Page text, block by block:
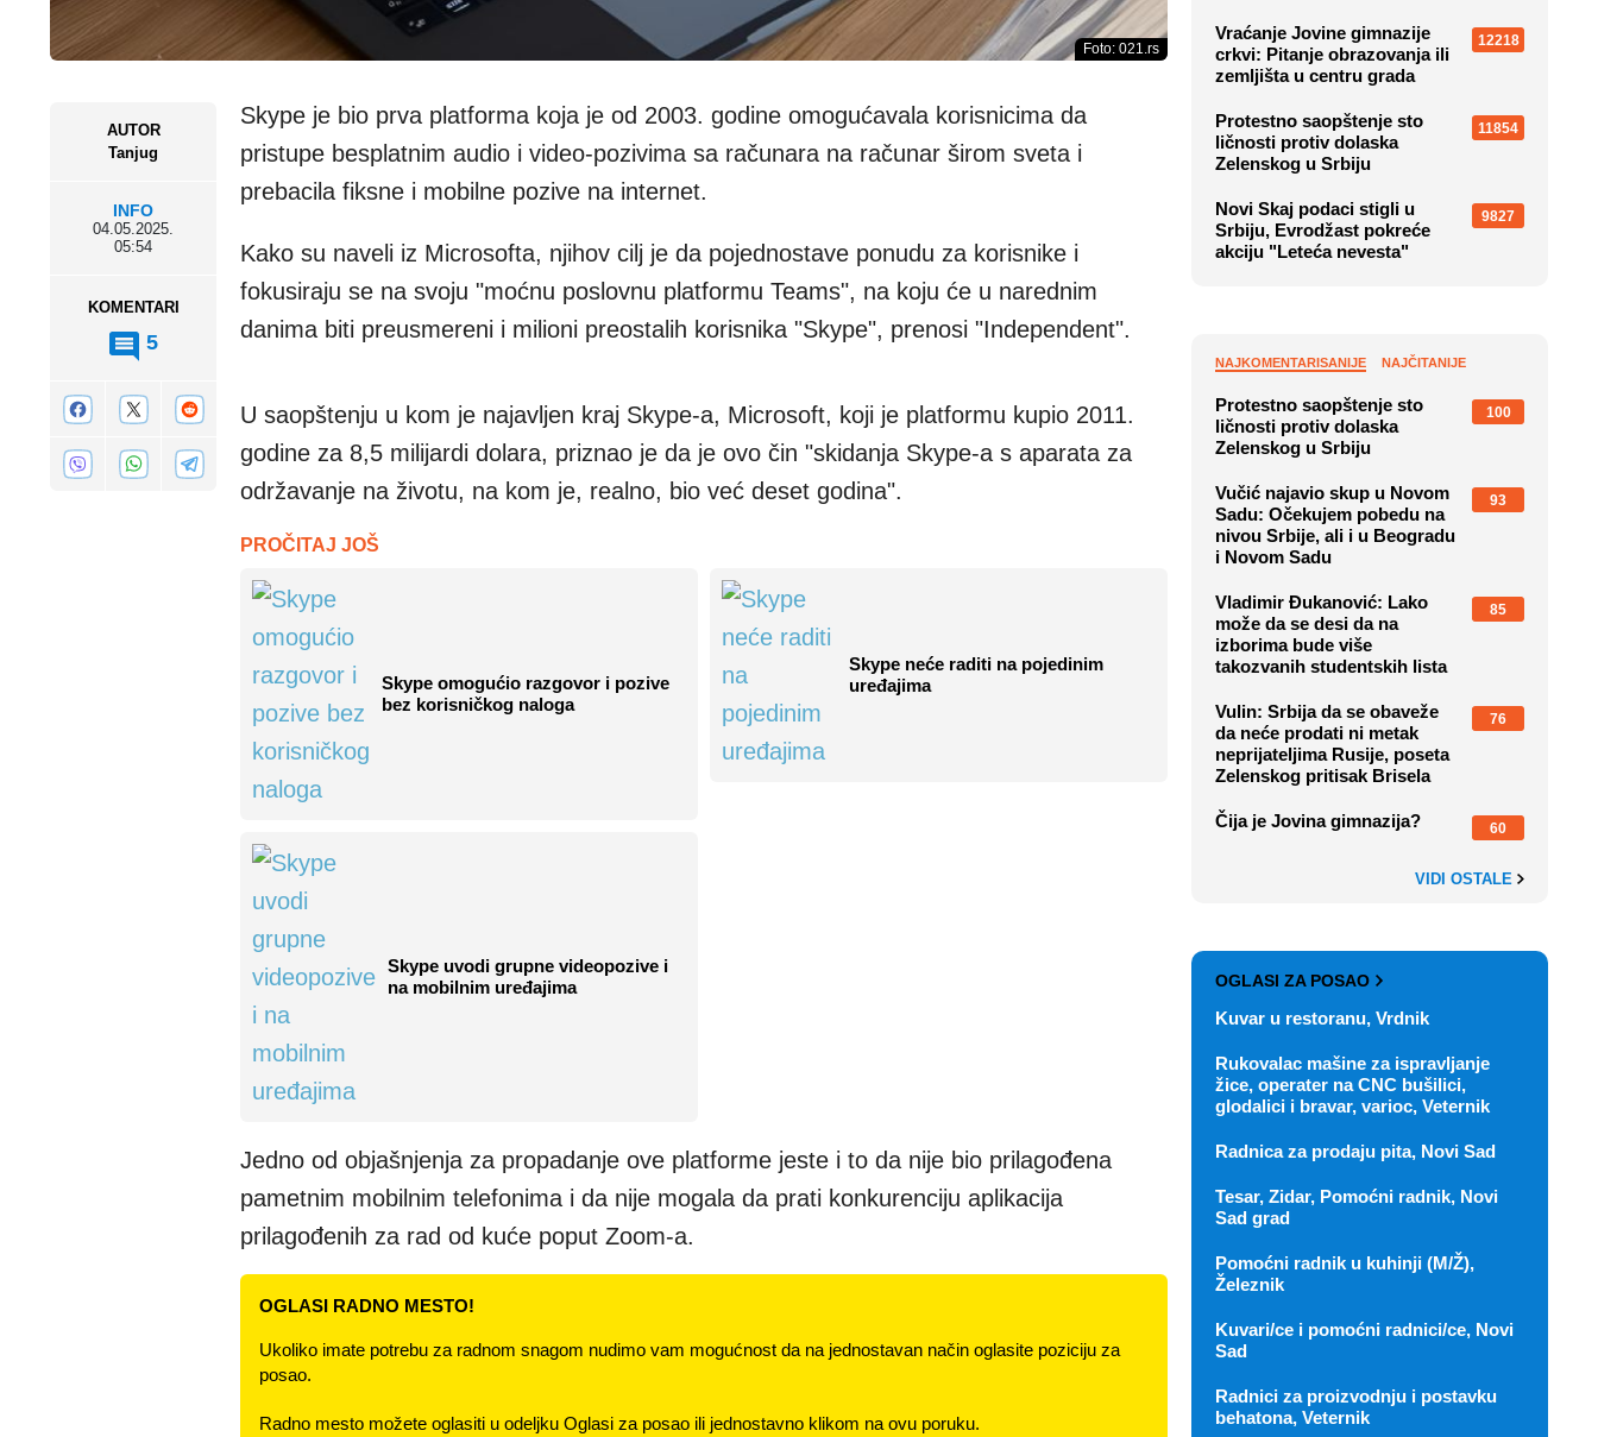
AUTOR
Tanjug
INFO
04.05.2025.
05:54
KOMENTARI
5
Foto: 021.rs
Skype je bio prva platforma koja je od 2003. godine omogućavala korisnicima da
pristupe besplatnim audio i video-pozivima sa računara na računar širom sveta i
prebacila fiksne i mobilne pozive na internet.
Kako su naveli iz Microsofta, njihov cilj je da pojednostave ponudu za korisnike i
fokusiraju se na svoju "moćnu poslovnu platformu Teams", na koju će u narednim
danima biti preusmereni i milioni preostalih korisnika "Skype", prenosi "Independent".
U saopštenju u kom je najavljen kraj Skype-a, Microsoft, koji je platformu kupio 2011.
godine za 8,5 milijardi dolara, priznao je da je ovo čin "skidanja Skype-a s aparata za
održavanje na životu, na kom je, realno, bio već deset godina".
PROČITAJ JOŠ
Skype omogućio razgovor i pozive
bez korisničkog naloga
Skype neće raditi na pojedinim
uređajima
Skype uvodi grupne videopozive i
na mobilnim uređajima
Jedno od objašnjenja za propadanje ove platforme jeste i to da nije bio prilagođena
pametnim mobilnim telefonima i da nije mogala da prati konkurenciju aplikacija
prilagođenih za rad od kuće poput Zoom-a.
OGLASI RADNO MESTO!
Ukoliko imate potrebu za radnom snagom nudimo vam mogućnost da na jednostavan način oglasite poziciju za
posao.
Radno mesto možete oglasiti u odeljku Oglasi za posao ili jednostavno klikom na ovu poruku.
Vraćanje Jovine gimnazije
crkvi: Pitanje obrazovanja ili
zemljišta u centru grada
12218
Protestno saopštenje sto
ličnosti protiv dolaska
Zelenskog u Srbiju
11854
Novi Skaj podaci stigli u
Srbiju, Evrodžast pokreće
akciju "Leteća nevesta"
9827
NAJKOMENTARISANIJE NAJČITANIJE
Protestno saopštenje sto
ličnosti protiv dolaska
Zelenskog u Srbiju
100
Vučić najavio skup u Novom
Sadu: Očekujem pobedu na
nivou Srbije, ali i u Beogradu
i Novom Sadu
93
Vladimir Đukanović: Lako
može da se desi da na
izborima bude više
takozvanih studentskih lista
85
Vulin: Srbija da se obaveže
da neće prodati ni metak
neprijateljima Rusije, poseta
Zelenskog pritisak Brisela
76
Čija je Jovina gimnazija? 60
VIDI OSTALE
OGLASI ZA POSAO
Kuvar u restoranu, Vrdnik
Rukovalac mašine za ispravljanje
žice, operater na CNC bušilici,
glodalici i bravar, varioc, Veternik
Radnica za prodaju pita, Novi Sad
Tesar, Zidar, Pomoćni radnik, Novi
Sad grad
Pomoćni radnik u kuhinji (M/Ž),
Železnik
Kuvari/ce i pomoćni radnici/ce, Novi
Sad
Radnici za proizvodnju i postavku
behatona, Veternik